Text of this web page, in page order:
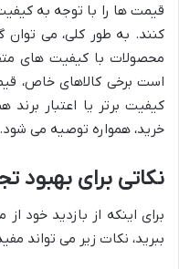
قیمت ها را با توجه به
کنند. به طور کلی، می
محصولات با کیفیت های
است برخی کالاهای خاص،
کیفیت برتر یا اعتبار
خرید، همواره توصیه می شود.
نکاتی برای بهبود
برای اینکه از بازدید خود
ببرید، نکات زیر می تواند